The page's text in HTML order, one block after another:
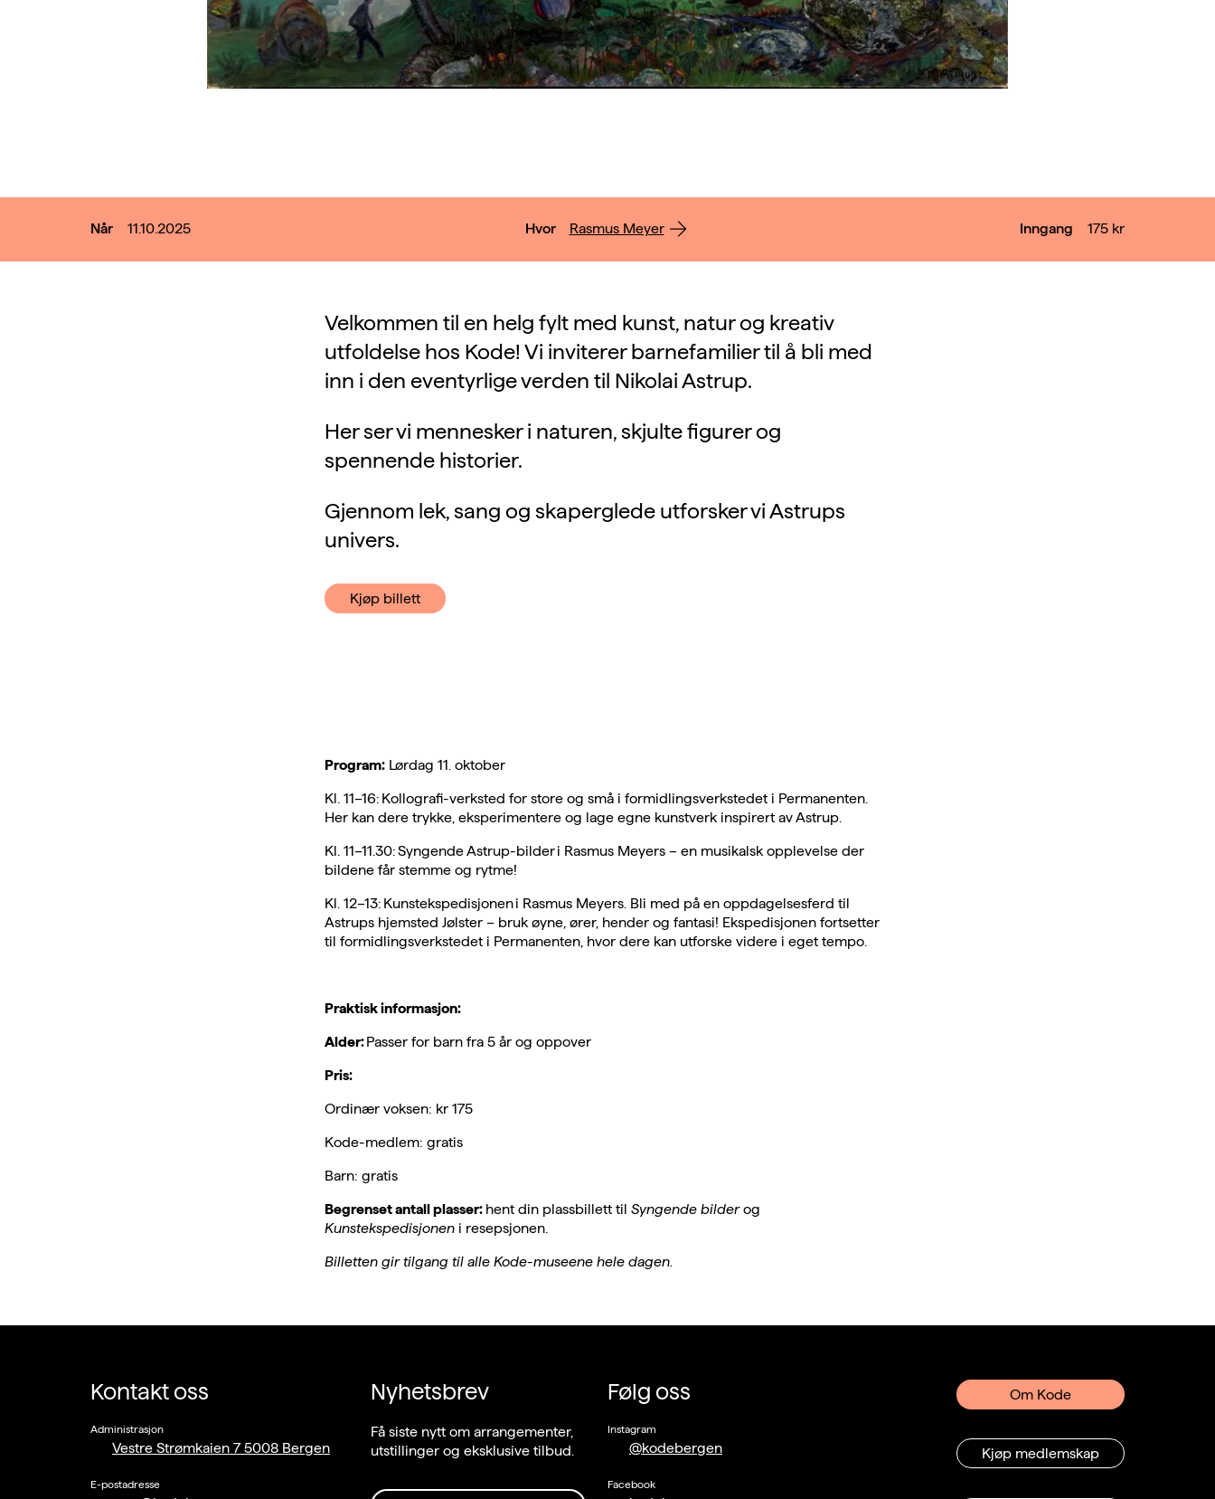
Når 11.10.2025 Hvor Rasmus Meyer Inngang 175 kr
Velkommen til en helg fylt med kunst, natur og kreativ
utfoldelse hos Kode! Vi inviterer barnefamilier til å bli med
inn i den eventyrlige verden til Nikolai Astrup.
Her ser vi mennesker i naturen, skjulte figurer og
spennende historier.
Gjennom lek, sang og skaperglede utforsker vi Astrups
univers.
Kjøp billett
Program:Lørdag 11. oktober
Kl. 11–16: Kollografi-verksted for store og små i formidlingsverkstedet i Permanenten.
Her kan dere trykke, eksperimentere og lage egne kunstverk inspirert av Astrup.
Kl. 11–11.30: Syngende Astrup-bilder i Rasmus Meyers – en musikalsk opplevelse der
bildene får stemme og rytme!
Kl. 12–13: Kunstekspedisjonen i Rasmus Meyers. Bli med på en oppdagelsesferd til
Astrups hjemsted Jølster – bruk øyne, ører, hender og fantasi! Ekspedisjonen fortsetter
til formidlingsverkstedet i Permanenten, hvor dere kan utforske videre i eget tempo.
Praktisk informasjon:
Alder:Passer for barn fra 5 år og oppover
Pris:
Ordinær voksen: kr 175
Kode-medlem: gratis
Barn: gratis
Begrenset antall plasser: hent din plassbillett til Syngende bilderog
Kunstekspedisjoneni resepsjonen.
Billetten gir tilgang til alle Kode-museene hele dagen.
Kontakt oss
Administrasjon
Vestre Strømkaien 7 5008 Bergen
E-postadresse
Nyhetsbrev
Få siste nytt om arrangementer,
utstillinger og eksklusive tilbud.
Følg oss
Instagram
@kodebergen
Facebook
Om Kode
Kjøp medlemskap